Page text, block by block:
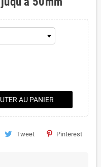
AU PANIER
Tweet Pinterest